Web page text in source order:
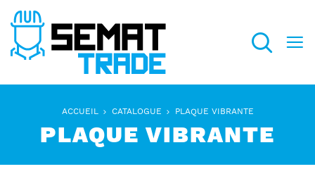
ACCUEIL CATALOGUE PLAQUE VIBRANTE
PLAQUE VIBRANTE